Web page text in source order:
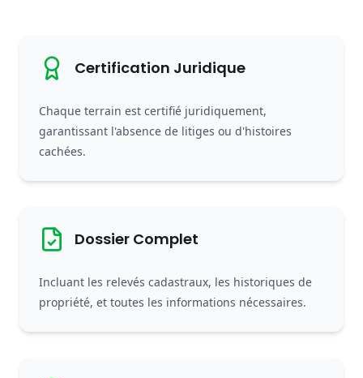
Certification Juridique
Chaque terrain est certifié juridiquement,
garantissant l'absence de litiges ou d'histoires
cachées.
Dossier Complet
Incluant les relevés cadastraux, les historiques de
propriété, et toutes les informations nécessaires.